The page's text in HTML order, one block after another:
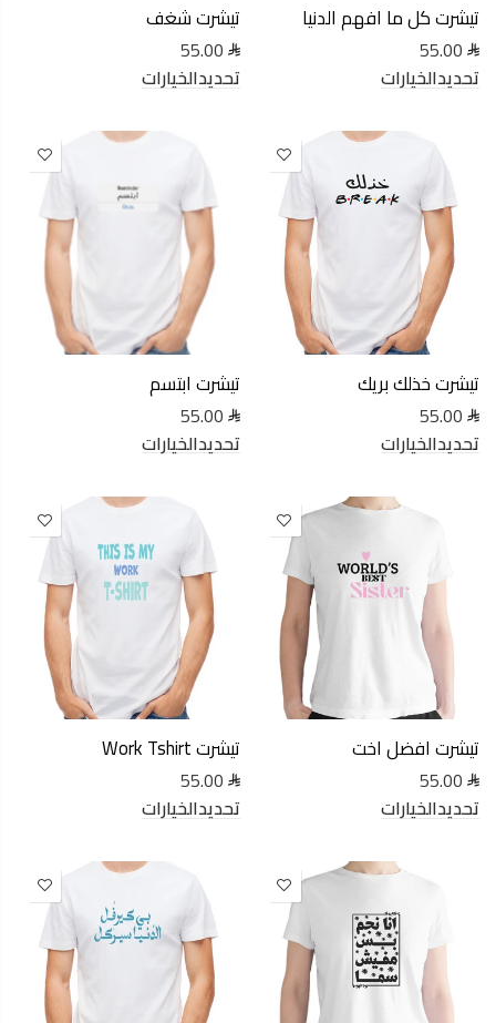
تيشرت كل ما افهم الدنيا
55.00
تحديدالخيارات
تيشرت شغف
55.00
تحديدالخيارات
تيشرت خذلك بريك
55.00
تحديدالخيارات
تيشرت ابتسم
55.00
تحديدالخيارات
تيشرت افضل اخت
55.00
تحديدالخيارات
تيشرت Work Tshirt
55.00
تحديدالخيارات